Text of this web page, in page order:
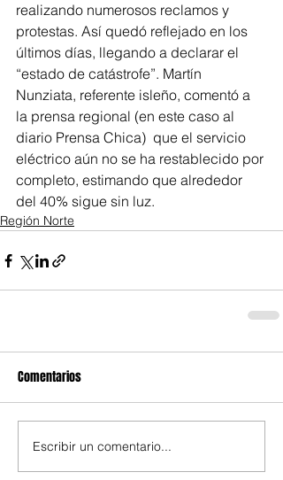
realizando numerosos reclamos y
protestas. Así quedó reflejado en los
últimos días, llegando a declarar el
“estado de catástrofe”. Martín
Nunziata, referente isleño, comentó a
la prensa regional (en este caso al
diario Prensa Chica)  que el servicio
eléctrico aún no se ha restablecido por
completo, estimando que alrededor
del 40% sigue sin luz.
Región Norte
Comentarios
Escribir un comentario...